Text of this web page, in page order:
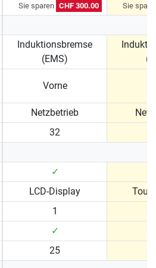
Sie sparen CHF 300.00 Sie
Induktionsbremse
(EMS)
Vorne
Netzbetrieb
32
✓
LCD-Display
1
✓
25